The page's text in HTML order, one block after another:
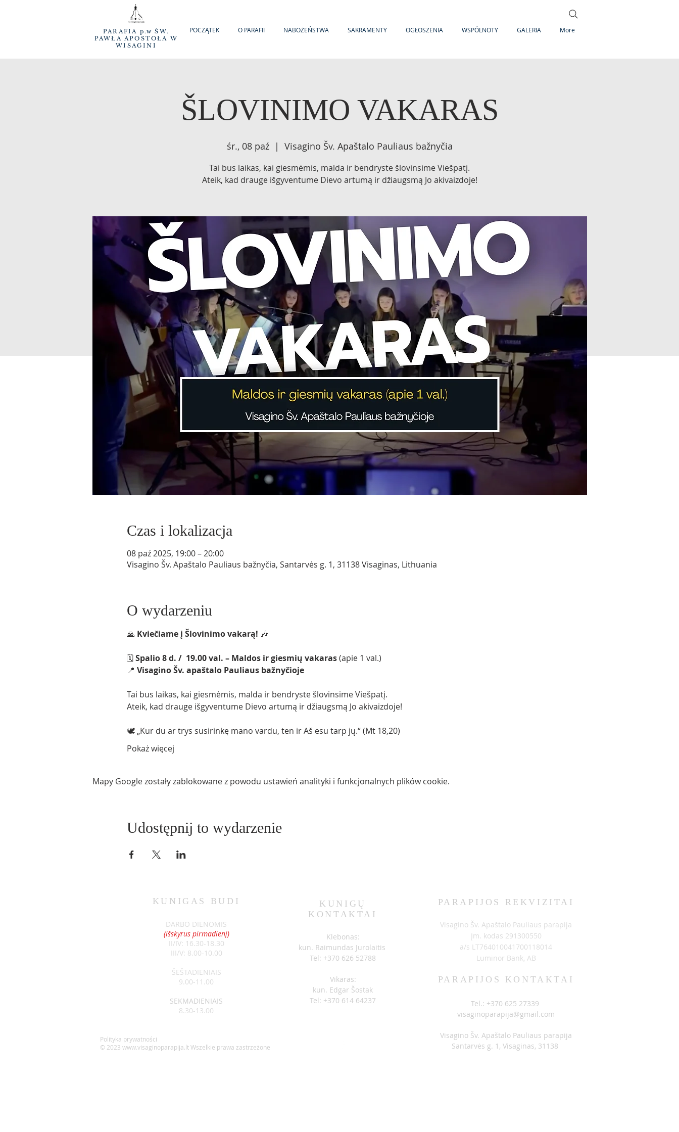
PARAFIA p.w ŚW.
PAWŁA APOSTOŁA W
WISAGINI
POCZĄTEK O PARAFII NABOŻEŃSTWA SAKRAMENTY OGŁOSZENIA WSPÓLNOTY GALERIA More
ŠLOVINIMO VAKARAS
śr., 08 paź
  |
Visagino Šv. Apaštalo Pauliaus bažnyčia
Tai bus laikas, kai giesmėmis, malda ir bendryste šlovinsime Viešpatį.
Ateik, kad drauge išgyventume Dievo artumą ir džiaugsmą Jo akivaizdoje!
Czas i lokalizacja
08 paź 2025, 19:00 – 20:00
Visagino Šv. Apaštalo Pauliaus bažnyčia, Santarvės g. 1, 31138 Visaginas, Lithuania
O wydarzeniu
🙏 Kviečiame į Šlovinimo vakarą! 🎶
🗓 Spalio 8 d. /  19.00 val. – Maldos ir giesmių vakaras (apie 1 val.)
📍 Visagino Šv. apaštalo Pauliaus bažnyčioje
Tai bus laikas, kai giesmėmis, malda ir bendryste šlovinsime Viešpatį.
Ateik, kad drauge išgyventume Dievo artumą ir džiaugsmą Jo akivaizdoje!
🕊 „Kur du ar trys susirinkę mano vardu, ten ir Aš esu tarp jų.“ (Mt 18,20)
Pokaż więcej
Mapy Google zostały zablokowane z powodu ustawień analityki i funkcjonalnych plików cookie.
Udostępnij to wydarzenie
KUNIGAS BUDI
DARBO DIENOMIS
(išskyrus pirmadienį)
II/IV: 16.30-18.30
III/V: 8.00-10.00
ŠEŠTADIENIAIS
9.00-11.00
SEKMADIENIAIS
8.30-13.00
KUNIGŲ
KONTAKTAI
Klebonas:
kun. Raimundas Jurolaitis
Tel: +370 626 52788
Vikaras:
kun. Edgar Šostak
Tel: +370 614 64237
Polityka prywatności
© 2023 www.visaginoparapija.ltWszelkie prawa zastrzeżone
PARAPIJOS REKVIZITAI
Visagino Šv. Apaštalo Pauliaus parapija
Įm. kodas 291300550
a/s LT764010041700118014
Luminor Bank, AB
PARAPIJOS KONTAKTAI
Tel.: +370 625 27339
visaginoparapija@gmail.com
Visagino Šv. Apaštalo Pauliaus parapija
Santarvės g. 1, Visaginas, 31138